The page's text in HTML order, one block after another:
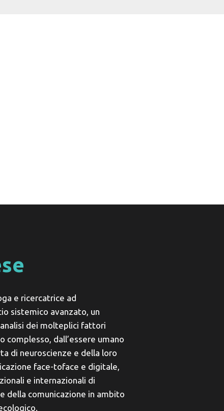
e ricercatrice ad
sistemico avanzato, un
dei molteplici fattori
complesso, dall’essere umano
di neuroscienze e della loro
face-toface e digitale,
e internazionali di
della comunicazione in ambito